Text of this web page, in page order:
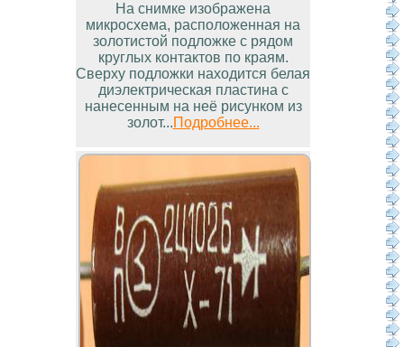
На снимке изображена
микросхема, расположенная на
золотистой подложке с рядом
круглых контактов по краям.
Сверху подложки находится белая
диэлектрическая пластина с
нанесенным на неё рисунком из
золот...Подробнее...